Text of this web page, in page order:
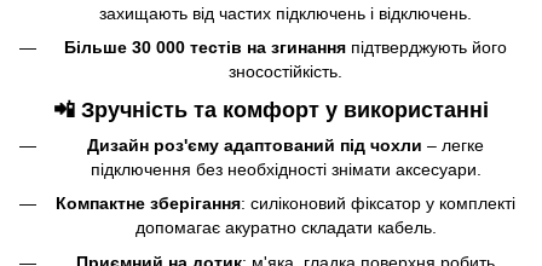
захищають від частих підключень і відключень.
Більше 30 000 тестів на згинання підтверджують його
зносостійкість.
📲 Зручність та комфорт у використанні
Дизайн роз'єму адаптований під чохли – легке
підключення без необхідності знімати аксесуари.
Компактне зберігання: силіконовий фіксатор у комплекті
допомагає акуратно складати кабель.
Приємний на дотик: м'яка, гладка поверхня робить